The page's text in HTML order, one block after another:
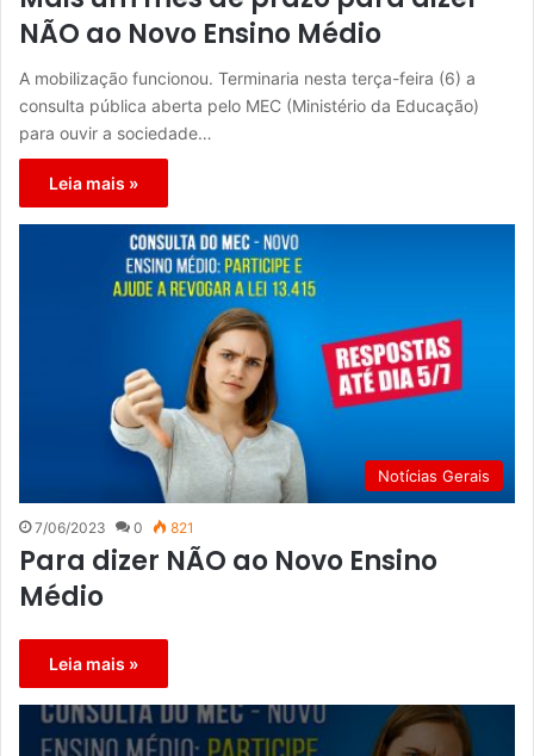
NÃO ao Novo Ensino Médio
A mobilização funcionou. Terminaria nesta terça-feira (6) a
consulta pública aberta pelo MEC (Ministério da Educação)
para ouvir a sociedade…
Leia mais »
Notícias Gerais
7/06/2023 0 821
Para dizer NÃO ao Novo Ensino
Médio
Leia mais »